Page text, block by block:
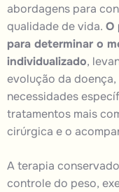
abordagens para
qualidade de vida. O
para determinar o
individualizado,
evolução da
necessidades
tratamentos mais
cirúrgica e o
A terapia
controle do peso,